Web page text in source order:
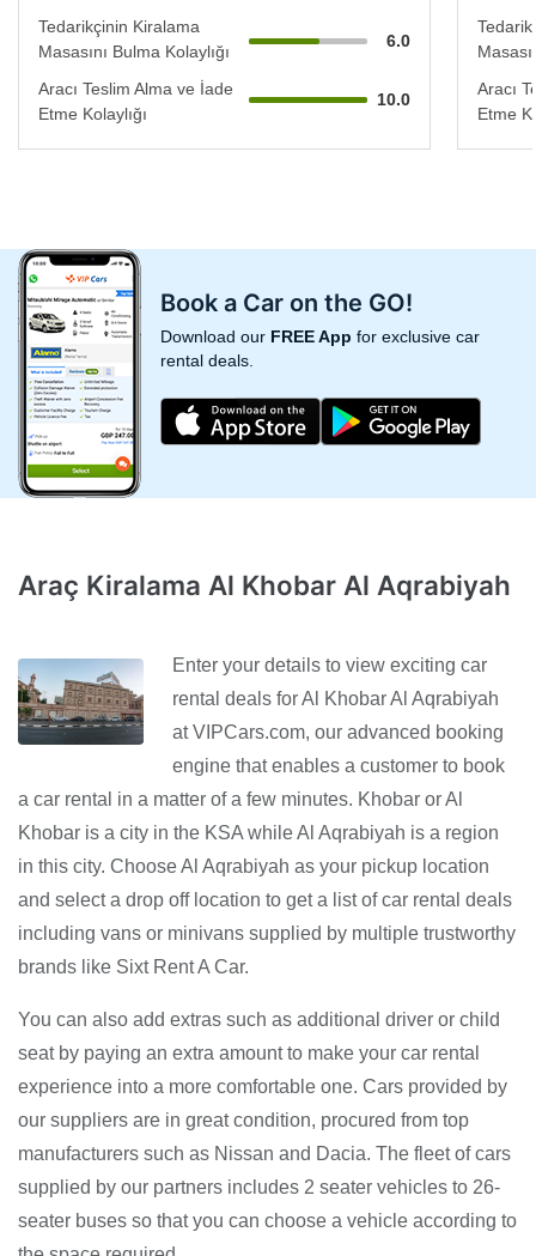
Tedarikçinin Kiralama
Masasını Bulma Kolaylığı
6.0
Aracı Teslim Alma ve İade
Etme Kolaylığı
10.0
Aracı
Etme
Book a Car on the GO!
Download our FREE App for exclusive car
rental deals.
Araç Kiralama Al Khobar Al Aqrabiyah
Enter your details to view exciting car
rental deals for Al Khobar Al Aqrabiyah
at VIPCars.com, our advanced booking
engine that enables a customer to book
a car rental in a matter of a few minutes. Khobar or Al
Khobar is a city in the KSA while Al Aqrabiyah is a region
in this city. Choose Al Aqrabiyah as your pickup location
and select a drop off location to get a list of car rental deals
including vans or minivans supplied by multiple trustworthy
brands like Sixt Rent A Car.
You can also add extras such as additional driver or child
seat by paying an extra amount to make your car rental
experience into a more comfortable one. Cars provided by
our suppliers are in great condition, procured from top
manufacturers such as Nissan and Dacia. The fleet of cars
supplied by our partners includes 2 seater vehicles to 26-
seater buses so that you can choose a vehicle according to